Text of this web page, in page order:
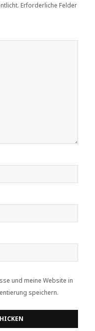
Erforderliche Felder
und meine Website in
speichern.